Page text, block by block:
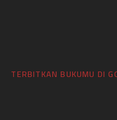
TERBITKAN BUKUMU DI